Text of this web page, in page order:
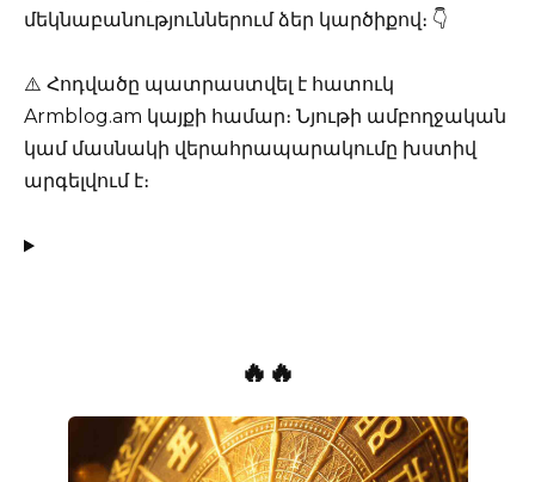
մեկնաբանություններում ձեր կարծիքով։ 👇
⚠️ Հոդվածը պատրաստվել է հատուկ
Armblog.am կայքի համար։ Նյութի ամբողջական
կամ մասնակի վերահրապարակումը խստիվ
արգելվում է։
🔥🔥